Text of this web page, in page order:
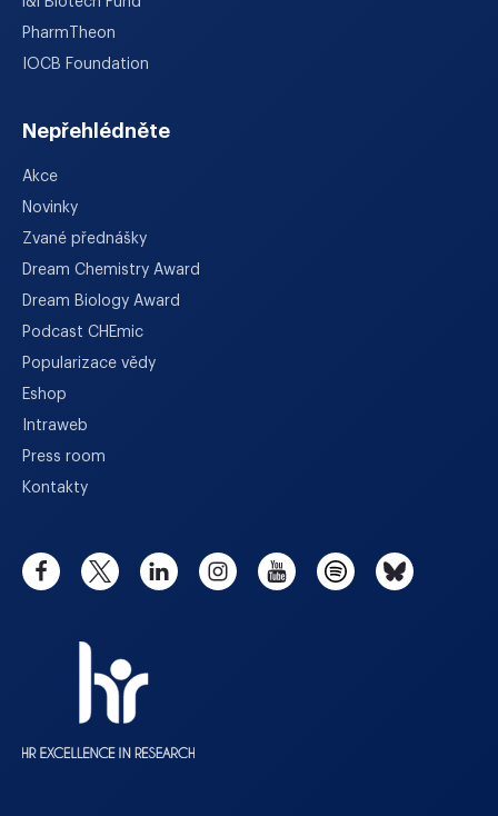
PharmTheon
IOCB Foundation
Nepřehlédněte
Akce
Novinky
Zvané přednášky
Dream Chemistry Award
Dream Biology Award
Podcast CHEmic
Popularizace vědy
Eshop
Intraweb
Press room
Kontakty